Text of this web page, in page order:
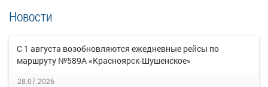
Новости
С 1 августа возобновляются ежедневные рейсы по
маршруту №589А «Красноярск-Шушенское»
28.07.2026